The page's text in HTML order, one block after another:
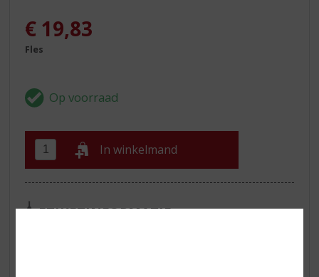
€ 19,83
Fles
In winkelmand
ETIKETINFORMATIE